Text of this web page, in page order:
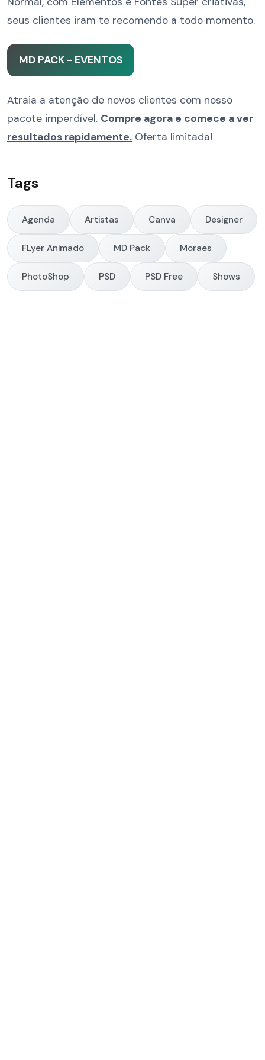
seus clientes iram te recomendo a todo momento.
MD PACK - EVENTOS
Atraia a atenção de novos clientes com nosso
pacote imperdível. Compre agora e comece a ver
resultados rapidamente. Oferta limitada!
Tags
Agenda Artistas Canva Designer
FLyer Animado MD Pack Moraes
PhotoShop PSD PSD Free Shows